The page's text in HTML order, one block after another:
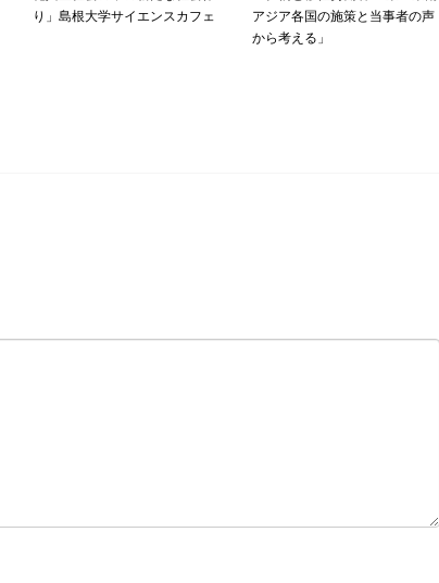
り」島根大学サイエンスカフェ
アジア各国の施策と当事者の声
から考える」